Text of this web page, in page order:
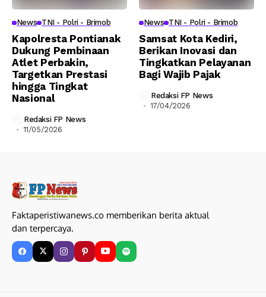
News TNI - Polri - Brimob
Kapolresta Pontianak
Dukung Pembinaan
Atlet Perbakin,
Targetkan Prestasi
hingga Tingkat
Nasional
Redaksi FP News
11/05/2026
News TNI - Polri - Brimob
Samsat Kota Kediri,
Berikan Inovasi dan
Tingkatkan Pelayanan
Bagi Wajib Pajak
Redaksi FP News
17/04/2026
Faktaperistiwanews.co memberikan berita aktual
dan terpercaya.